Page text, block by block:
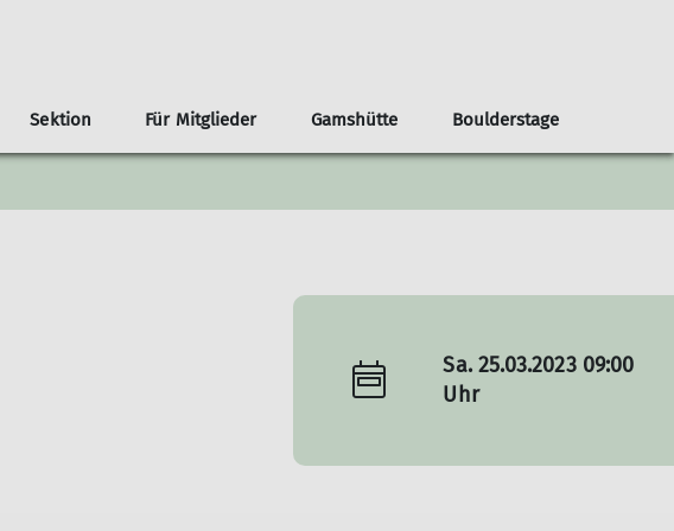
Tourenvorschläge ab der Haustür
Tourenvorschläge Alpenregion Tegernsee Schliersee
Erwachsene
Gipfelstürmer
Bouldertreff
Sektion
Klima- und Naturschutz
Für Mitglieder
Infos
Unsere Partner*innen
Gamshütte Boulderstage
Unterstützer*innen Team Boulderstage
Sa. 25.03.2023 09:00
Uhr